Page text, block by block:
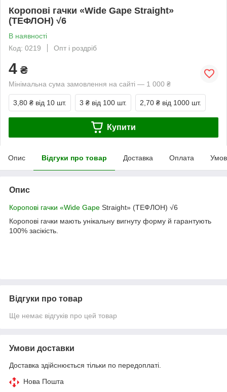
Коропові гачки «Wide Gape Straight»
(ТЕФЛОН) √6
В наявності
Код: 0219
Опт і роздріб
4 ₴
Мінімальна сума замовлення на сайті — 1 000 ₴
3,80 ₴ від 10 шт. 3 ₴ від 100 шт. 2,70 ₴ від 1000 шт.
Купити
Опис Відгуки про товар Доставка Оплата
Опис
Коропові гачки «Wide Gape Straight» (ТЕФЛОН) √6
Коропові гачки мають унікальну вигнуту форму й гарантують
100% засікість.
Відгуки про товар
Ще немає відгуків про цей товар
Умови доставки
Доставка здійснюється тільки по передоплаті.
Нова Пошта